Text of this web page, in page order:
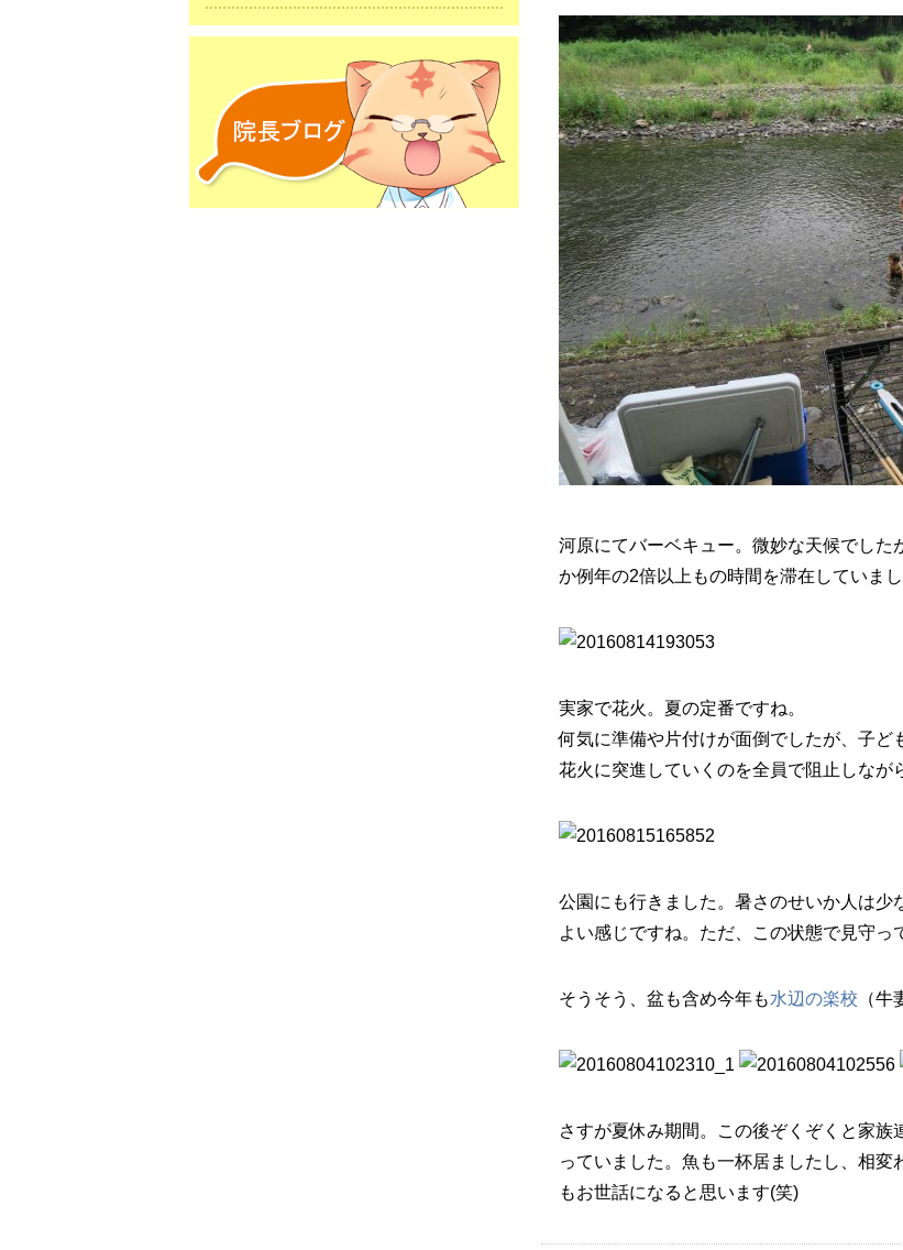
河原にてバーベキュー。微妙な天候でし
か例年の2倍以上もの時間を滞在していまし
実家で花火。夏の定番ですね。
何気に準備や片付けが面倒でしたが、子ど
花火に突進していくのを全員で阻止しなが
公園にも行きました。暑さのせいか人は
よい感じですね。ただ、この状態で見守
そうそう、盆も含め今年も水辺の楽校 （
さすが夏休み期間。この後ぞくぞくと家
っていました。魚も一杯居ましたし、相
もお世話になると思います(笑)